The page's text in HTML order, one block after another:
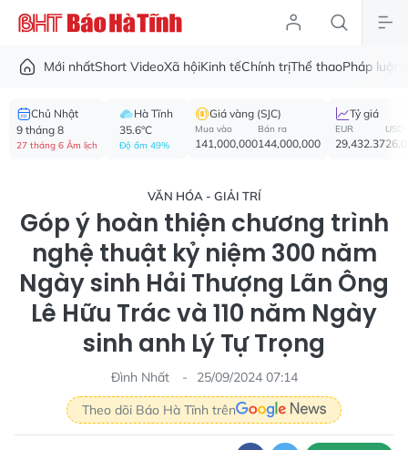
Mới nhấtShort VideoXã hộiKinh tếChính trịThể thaoPháp luật
Chủ Nhật
9 tháng 8
27 tháng 6 Âm lịch
Hà Tĩnh
35.6°C
Độ ẩm 49%
Giá vàng (SJC)
Mua vào
141,000,000
Bán ra
144,000,000
Tỷ giá
EUR
29,432.37
USD
VĂN HÓA - GIẢI TRÍ
Góp ý hoàn thiện chương trình
nghệ thuật kỷ niệm 300 năm
Ngày sinh Hải Thượng Lãn Ông
Lê Hữu Trác và 110 năm Ngày
sinh anh Lý Tự Trọng
Đình Nhất
25/09/2024 07:14
Theo dõi Báo Hà Tĩnh trên